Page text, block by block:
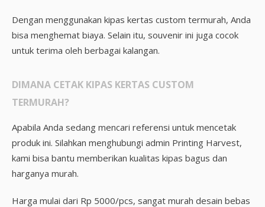
Dengan menggunakan kipas kertas custom termurah, Anda
bisa menghemat biaya. Selain itu, souvenir ini juga cocok
untuk terima oleh berbagai kalangan.
DIMANA CETAK KIPAS KERTAS CUSTOM
TERMURAH?
Apabila Anda sedang mencari referensi untuk mencetak
produk ini. Silahkan menghubungi admin Printing Harvest,
kami bisa bantu memberikan kualitas kipas bagus dan
harganya murah.
Harga mulai dari Rp 5000/pcs, sangat murah desain bebas